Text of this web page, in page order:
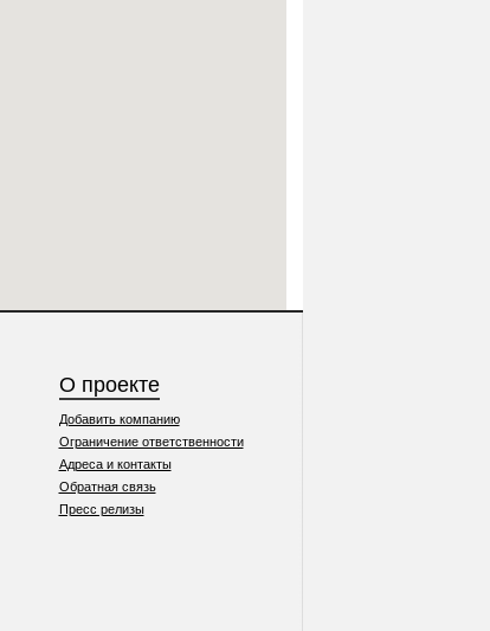
О проекте
Добавить компанию
Ограничение ответственности
Адреса и контакты
Обратная связь
Пресс релизы